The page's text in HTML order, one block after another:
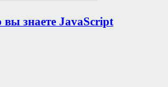
знаете JavaScript